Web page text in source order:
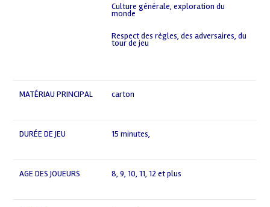
Culture générale, exploration du
monde
Respect des règles, des adversaires, du
tour de jeu
MATÉRIAU PRINCIPAL carton
DURÉE DE JEU 15 minutes,
AGE DES JOUEURS 8,9,10,11,12 et plus